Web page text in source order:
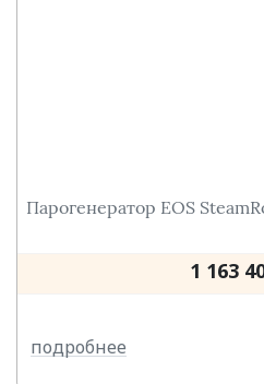
Парогенератор EOS
1 163
подробнее